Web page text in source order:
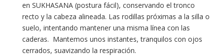
en SUKHASANA (postura fácil), conservando el tronco
recto y la cabeza alineada. Las rodillas próximas a la silla o
suelo, intentando mantener una misma línea con las
caderas. Mantemos unos instantes, tranquilos con ojos
cerrados, suavizando la respiración.